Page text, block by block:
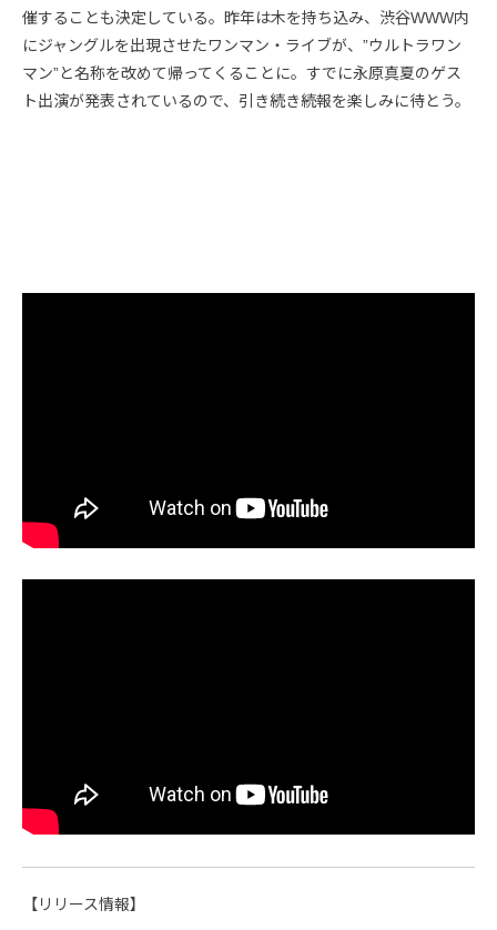
催することも決定している。昨年は木を持ち込み、渋谷WWW内
にジャングルを出現させたワンマン・ライブが、”ウルトラワン
マン”と名称を改めて帰ってくることに。すでに永原真夏のゲス
ト出演が発表されているので、引き続き続報を楽しみに待とう。
【リリース情報】